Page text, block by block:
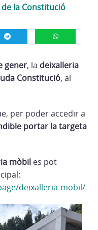
la Constitució
gener, la deixalleria
Constitució, al
per poder accedir a
portar la targeta
mòbil es pot
deixalleria-mobil/